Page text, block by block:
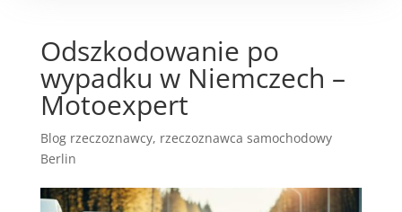
Odszkodowanie po
wypadku w Niemczech –
Motoexpert
Blog rzeczoznawcy, rzeczoznawca samochodowy
Berlin